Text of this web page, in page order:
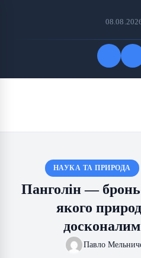
НАУКА ТА ПРИРОДА
Панголін —
якого
Павло